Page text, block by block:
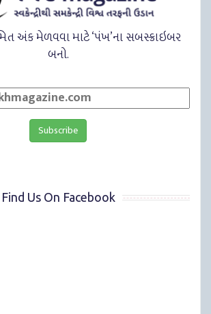
અંક મેળવવા માટે ‘પંખ’ના સબસ્ક્રાઇબર
બનો.
Find Us On Facebook